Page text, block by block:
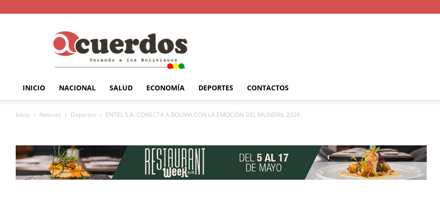
INICIO NACIONAL SALUD ECONOMÍA DEPORTES CONTACTOS
Inicio Noticias Deportes ENTEL S.A. CONECTA A BOLIVIA CON LA EMOCIÓN DEL MUNDIAL 2026